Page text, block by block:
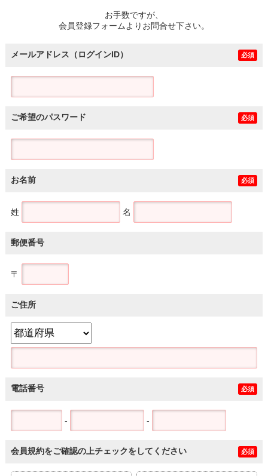
お手数ですが、
会員登録フォームよりお問合せ下さい。
メールアドレス（ログインID） 必須
ご希望のパスワード 必須
お名前 必須
姓 名
郵便番号
〒
ご住所
電話番号 必須
- -
会員規約をご確認の上チェックをしてください 必須